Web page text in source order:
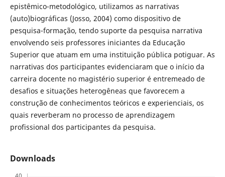
epistêmico-metodológico, utilizamos as narrativas
(auto)biográficas (Josso, 2004) como dispositivo de
pesquisa-formação, tendo suporte da pesquisa narrativa
envolvendo seis professores iniciantes da Educação
Superior que atuam em uma instituição pública potiguar. As
narrativas dos participantes evidenciaram que o início da
carreira docente no magistério superior é entremeado de
desafios e situações heterogêneas que favorecem a
construção de conhecimentos teóricos e experienciais, os
quais reverberam no processo de aprendizagem
profissional dos participantes da pesquisa.
Downloads